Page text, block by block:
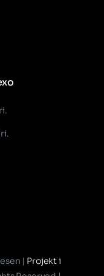
| Projekt i